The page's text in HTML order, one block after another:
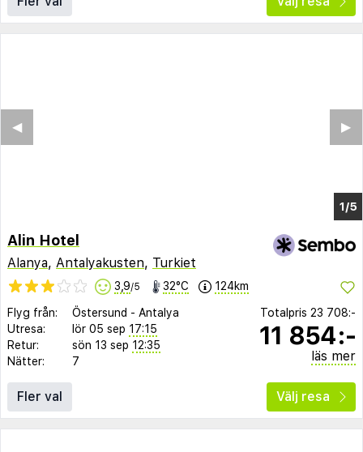
Alin Hotel
Alanya, Antalyakusten, Turkiet
3,9/5 32°C 124km
Flyg från: Östersund - Antalya
Utresa:
lör 05 sep 17:15
Retur:
sön 13 sep 12:35
Nätter:
7
Totalpris 23 708:-
11 854:-
läs mer
Fler val Välj resa